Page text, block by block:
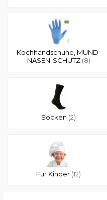
Kochhandschuhe, MUND-
NASEN-SCHUTZ (8)
Socken (2)
Für Kinder (12)